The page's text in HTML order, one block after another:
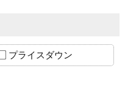
プライスダウン